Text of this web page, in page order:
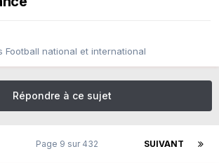
Football national et international
Répondre à ce sujet
SUIVANT
Page 9 sur 432